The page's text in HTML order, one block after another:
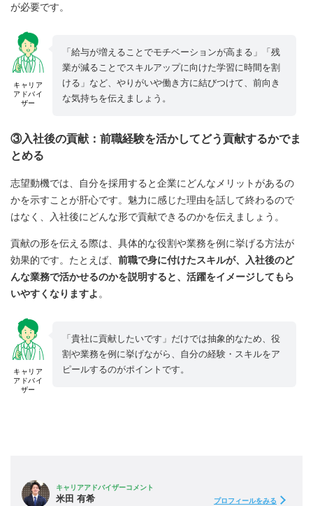
が必要です。
キャリア
アドバイ
ザー
「給与が増えることでモチベーションが高まる」「残
業が減ることでスキルアップに向けた学習に時間を割
ける」など、やりがいや働き方に結びつけて、前向き
な気持ちを伝えましょう。
③入社後の貢献：前職経験を活かしてどう貢献するかでま
とめる
志望動機では、自分を採用すると企業にどんなメリットがあるの
かを示すことが肝心です。魅力に感じた理由を話して終わるので
はなく、入社後にどんな形で貢献できるのかを伝えましょう。
貢献の形を伝える際は、具体的な役割や業務を例に挙げる方法が
効果的です。たとえば、 前職で身に付けたスキルが、入社後のど
んな業務で活かせるのかを説明すると、活躍をイメージしてもら
いやすくなりますよ。
キャリア
アドバイ
ザー
「貴社に貢献したいです」だけでは抽象的なため、役
割や業務を例に挙げながら、自分の経験・スキルをア
ピールするのがポイントです。
キャリアアドバイザーコメント
米田 有希 プロフィールをみる